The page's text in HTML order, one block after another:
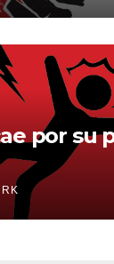
por su
RK